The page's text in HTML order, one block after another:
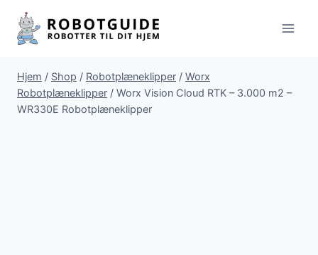
Fortsæt
indhold
Hjem / Shop / Robotplæneklipper / Worx
Robotplæneklipper / Worx Vision Cloud RTK – 3.000 m2 –
WR330E Robotplæneklipper